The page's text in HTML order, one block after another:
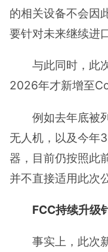
的相关设备不会因
要针对未来继续进
与此同时，此
2026年才新增至
例如去年底被
无人机，以及今年
器，目前仍按照此
并不直接适用此次
FCC持续升级
事实上，此次